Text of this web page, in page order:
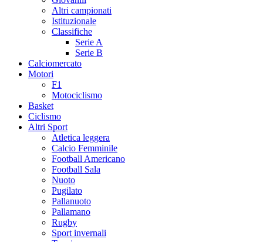
Altri campionati
Istituzionale
Classifiche
Serie A
Serie B
Calciomercato
Motori
F1
Motociclismo
Basket
Ciclismo
Altri Sport
Atletica leggera
Calcio Femminile
Football Americano
Football Sala
Nuoto
Pugilato
Pallanuoto
Pallamano
Rugby
Sport invernali